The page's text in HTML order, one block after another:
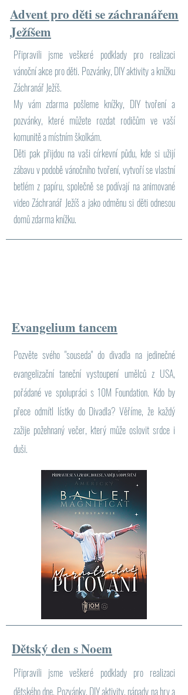
Advent pro děti se záchranářem
Ježíšem
Připravili jsme veškeré podklady pro realizaci
vánoční akce pro děti. Pozvánky, DIY aktivity a knížku
Záchranář Ježíš.
My vám zdarma pošleme knížky, DIY tvoření a
pozvánky, které můžete rozdat rodičům ve vaší
komunitě a místním školkám.
Děti pak přijdou na vaši církevní půdu, kde si užijí
zábavu v podobě vánočního tvoření, vytvoří se vlastní
betlém z papíru, společně se podívají na animované
video Záchranář Ježíš a jako odměnu si děti odnesou
domů zdarma knížku.
Evangelium tancem
Pozvěte svého "souseda" do divadla na jedinečné
evangelizační taneční vystoupení umělců z USA,
pořádané ve spolupráci s 10M Foundation. Kdo by
přece odmítl lístky do Divadla? Věříme, že každý
zažije požehnaný večer, který může oslovit srdce i
duši.
Dětský den s Noem
Připravili jsme veškeré podklady pro realizaci
dětského dne. Pozvánky, DIY aktivity, nápady na hry a